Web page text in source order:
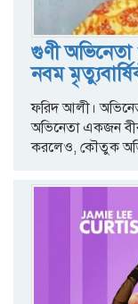
গুণী
নবম
ফরিদ আলী।
অভিনেতা একজন
করলেও, কৌতুক